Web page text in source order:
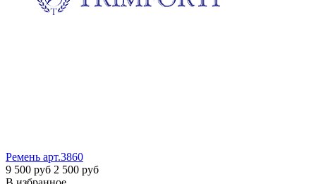
Ремень арт.3860
9 500 руб 2 500 руб